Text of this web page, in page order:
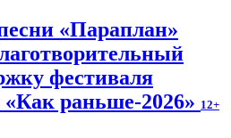
«Параплан»
фестиваля
«Как раньше-2026» 12+